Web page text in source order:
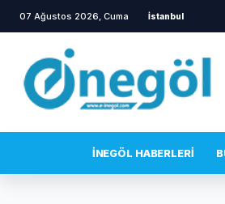
07 Ağustos 2026, Cuma
İNEGÖL HABERLERI